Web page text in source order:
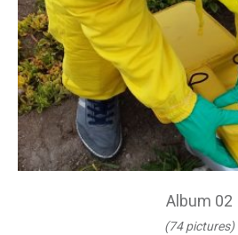
Album 02
(74 pictures)